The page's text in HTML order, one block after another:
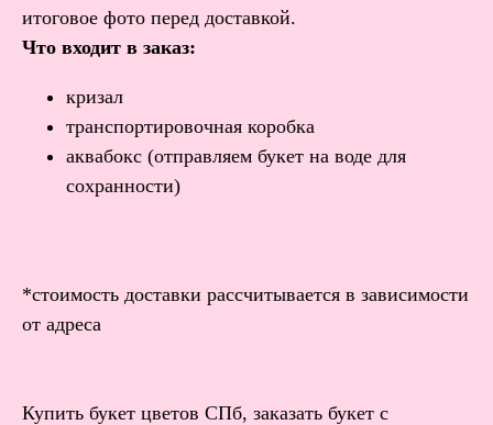
итоговое фото перед доставкой.
Что входит в заказ:
кризал
транспортировочная коробка
аквабокс (отправляем букет на воде для
сохранности)
*стоимость доставки рассчитывается в зависимости
от адреса
Купить букет цветов СПб, заказать букет с